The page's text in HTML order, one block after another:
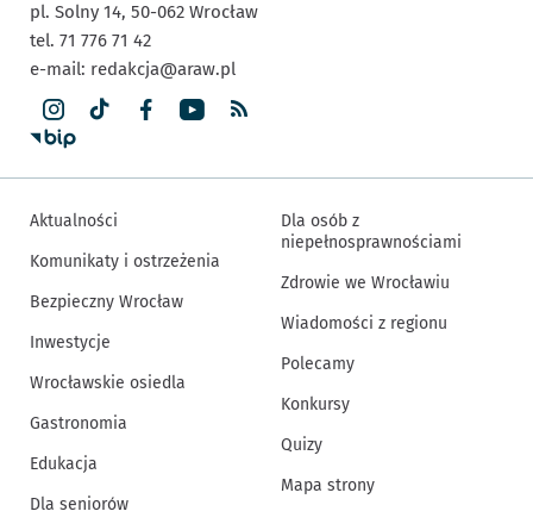
pl. Solny 14, 50-062 Wrocław
tel. 71 776 71 42
e-mail: redakcja@araw.pl
Aktualności
Komunikaty i ostrzeżenia
Bezpieczny Wrocław
Inwestycje
Wrocławskie osiedla
Gastronomia
Edukacja
Dla seniorów
Dla osób z
niepełnosprawnościami
Zdrowie we Wrocławiu
Wiadomości z regionu
Polecamy
Konkursy
Quizy
Mapa strony